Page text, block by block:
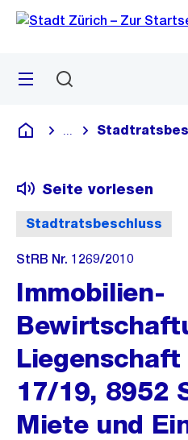
Navigation
Sprunglink
Menü
Deutsch
Blende alle
Stadtratsbeschluss
Seite vorlesen
StRB Nr. 1269/2010
Immobilien-
17/19, 8952
Miete und